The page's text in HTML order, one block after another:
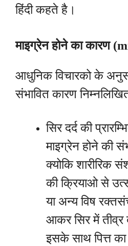
हिंदी कहते है।
माइग्रेन होने का कारण
आधुनिक विचारको के
संभावित कारण
सिर दर्द की
माइग्रेन होने की
क्योकि शारीरिक
की क्रियाओ से
या अन्य विष
आकर सिर में तीव्र
इसके साथ पित्त